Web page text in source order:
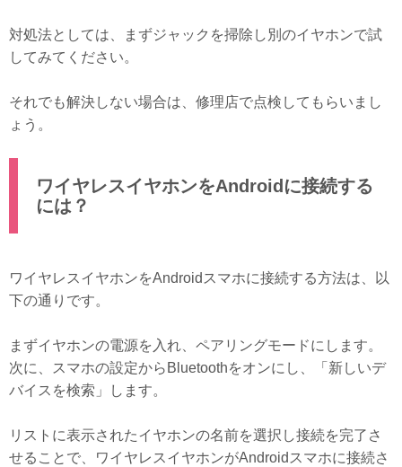
対処法としては、まずジャックを掃除し別のイヤホンで試
してみてください。
それでも解決しない場合は、修理店で点検してもらいまし
ょう。
ワイヤレスイヤホンをAndroidに接続する
には？
ワイヤレスイヤホンをAndroidスマホに接続する方法は、以
下の通りです。
まずイヤホンの電源を入れ、ペアリングモードにします。
次に、スマホの設定からBluetoothをオンにし、「新しいデ
バイスを検索」します。
リストに表示されたイヤホンの名前を選択し接続を完了さ
せることで、ワイヤレスイヤホンがAndroidスマホに接続さ